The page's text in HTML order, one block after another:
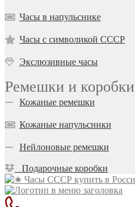
Часы в напульснике
Часы с символикой СССР
Экслюзивные часы
Ремешки и коробки
Кожаные ремешки
Кожаные напульсники
Нейлоновые ремешки
Подарочные коробки